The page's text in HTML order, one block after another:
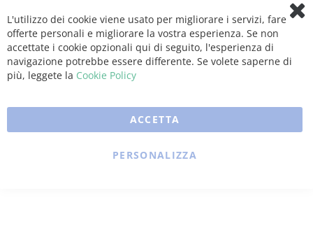
L'utilizzo dei cookie viene usato per migliorare i servizi, fare
offerte personali e migliorare la vostra esperienza. Se non
accettate i cookie opzionali qui di seguito, l'esperienza di
navigazione potrebbe essere differente. Se volete saperne di
più, leggete la Cookie Policy
ACCETTA
PERSONALIZZA